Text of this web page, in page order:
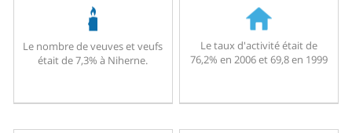
Le nombre de veuves et veufs
était de 7,3% à Niherne.
Le taux d'activité était de
76,2% en 2006 et 69,8 en 1999